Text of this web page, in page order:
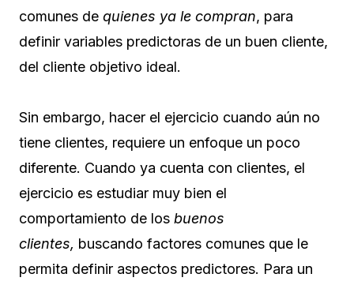
comunes de quienes ya le compran, para
definir variables predictoras de un buen cliente,
del cliente objetivo ideal.
Sin embargo, hacer el ejercicio cuando aún no
tiene clientes, requiere un enfoque un poco
diferente. Cuando ya cuenta con clientes, el
ejercicio es estudiar muy bien el
comportamiento de los buenos
clientes, buscando factores comunes que le
permita definir aspectos predictores. Para un